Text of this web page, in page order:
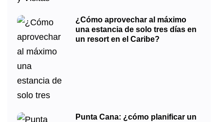
¿Cómo aprovechar al máximo
una estancia de solo tres días en
un resort en el Caribe?
Punta Cana: ¿cómo planificar un